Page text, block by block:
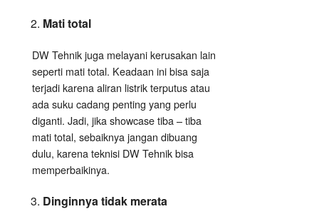
Mati total
DW Tehnik juga melayani kerusakan lain
seperti mati total. Keadaan ini bisa saja
terjadi karena aliran listrik terputus atau
ada suku cadang penting yang perlu
diganti. Jadi, jika showcase tiba – tiba
mati total, sebaiknya jangan dibuang
dulu, karena teknisi DW Tehnik bisa
memperbaikinya.
Dinginnya tidak merata